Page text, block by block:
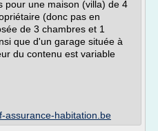
pour une maison (villa) de 4
(donc pas en
de 3 chambres et 1
que d'un garage située à
du contenu est variable
assurance-habitation.be